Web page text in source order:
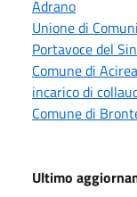
Adrano
Unione di
Portavoce del
Comune di
incarico di
Comune di
Ultimo